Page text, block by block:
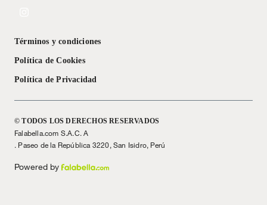
Textos Legales
Términos y condiciones
Política de Cookies
Política de Privacidad
© TODOS LOS DERECHOS RESERVADOS
Falabella.com S.A.C. A
. Paseo de la República 3220, San Isidro, Perú
Powered by